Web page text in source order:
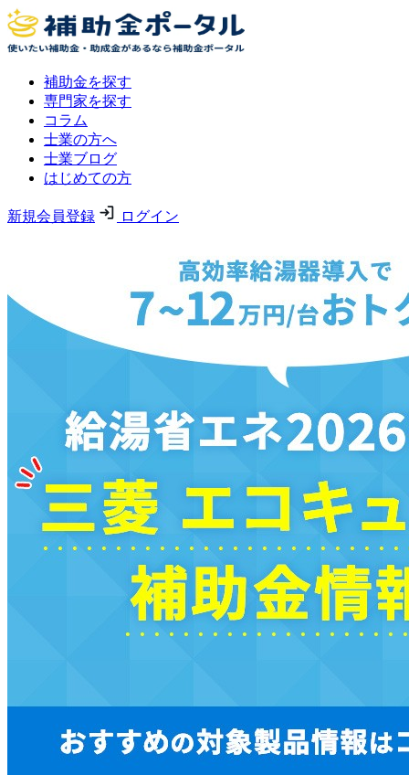
補助金を探す
専門家を探す
コラム
士業の方へ
士業ブログ
はじめての方
新規会員登録 ログイン